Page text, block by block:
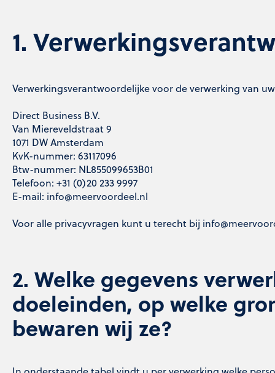
1.
Verwerkingsverantwoordelijke voor de verwerking van
Direct Business B.V.
Van Miereveldstraat 9
1071 DW Amsterdam
KvK-nummer: 63117096
Btw-nummer: NL855099653B01
Telefoon: +31 (0)20 233 9997
E-mail: info@meervoordeel.nl
Voor alle privacyvragen kunt u terecht bij
2. Welke gegevens
doeleinden, op welke
bewaren wij ze?